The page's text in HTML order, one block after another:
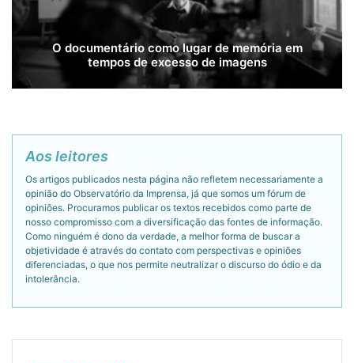
O documentário como lugar de memória em
tempos de excesso de imagens
Aos leitores
Os artigos publicados nesta página não refletem necessariamente a
opinião do Observatório da Imprensa, já que somos um fórum de
opiniões. Procuramos publicar os textos recebidos como parte de
nosso compromisso com a diversificação das fontes de informação.
Como ninguém é dono da verdade, a melhor forma de buscar a
objetividade é através do contato com perspectivas e opiniões
diferenciadas, o que nos permite neutralizar o discurso do ódio e da
intolerância.